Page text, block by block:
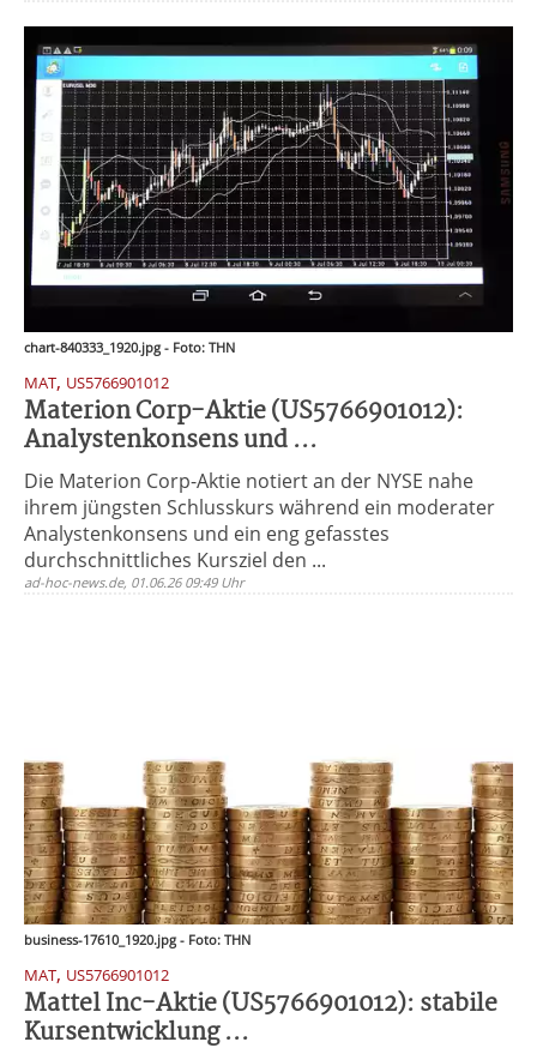
chart-840333_1920.jpg - Foto: THN
MAT, US5766901012
Materion Corp-Aktie (US5766901012):
Analystenkonsens und ...
Die Materion Corp-Aktie notiert an der NYSE nahe
ihrem jüngsten Schlusskurs während ein moderater
Analystenkonsens und ein eng gefasstes
durchschnittliches Kursziel den ...
ad-hoc-news.de, 01.06.26 09:49 Uhr
business-17610_1920.jpg - Foto: THN
MAT, US5766901012
Mattel Inc-Aktie (US5766901012): stabile
Kursentwicklung ...